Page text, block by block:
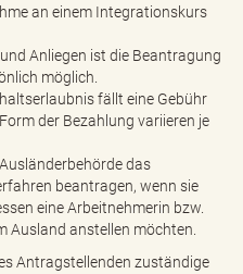
an einem Integrationskurs
Anliegen ist die Beantragung
möglich.
fällt eine Gebühr
der Bezahlung variieren je
das
beantragen, wenn sie
eine Arbeitnehmerin bzw.
Ausland anstellen möchten.
Antragstellenden zuständige